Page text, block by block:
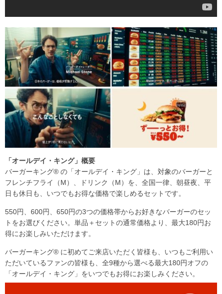
「オールデイ・キング」概要
バーガーキング® の「オールデイ・キング」は、対象のバーガーと
フレンチフライ（M）、ドリンク（M）を、全国一律、朝昼夜、平
日も休日も、いつでもお得な価格で楽しめるセットです。
550円、600円、650円の3つの価格帯からお好きなバーガーのセッ
トをお選びください。単品＋セットの通常価格より、最大180円お
得にお楽しみいただけます。
バーガーキング® に初めてご来店いただく皆様も、いつもご利用い
ただいているファンの皆様も、全9種から選べる最大180円オフの
「オールデイ・キング」をいつでもお得にお楽しみください。